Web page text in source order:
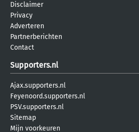
Disclaimer
Privacy
Adverteren
Partnerberichten
Contact
Supporters.nl
Ajax.supporters.nl
Feyenoord.supporters.nl
PSV.supporters.nl
Sitemap
Mijn voorkeuren